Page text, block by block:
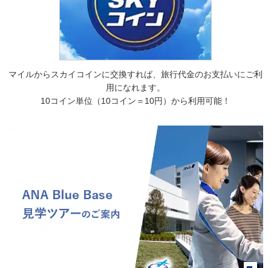
マイルからスカイコインに交換すれば、旅行代金のお支払いにご利
用になれます。
10コイン単位（10コイン＝10円）から利用可能！